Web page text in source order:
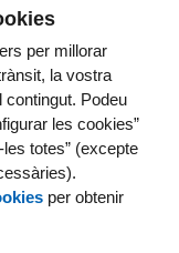
per millorar
la vostra
contingut. Podeu
les cookies”
totes” (excepte
per obtenir